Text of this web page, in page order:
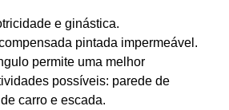
e ginástica.
pintada impermeável.
permite uma melhor
possíveis: parede de
carro e escada.